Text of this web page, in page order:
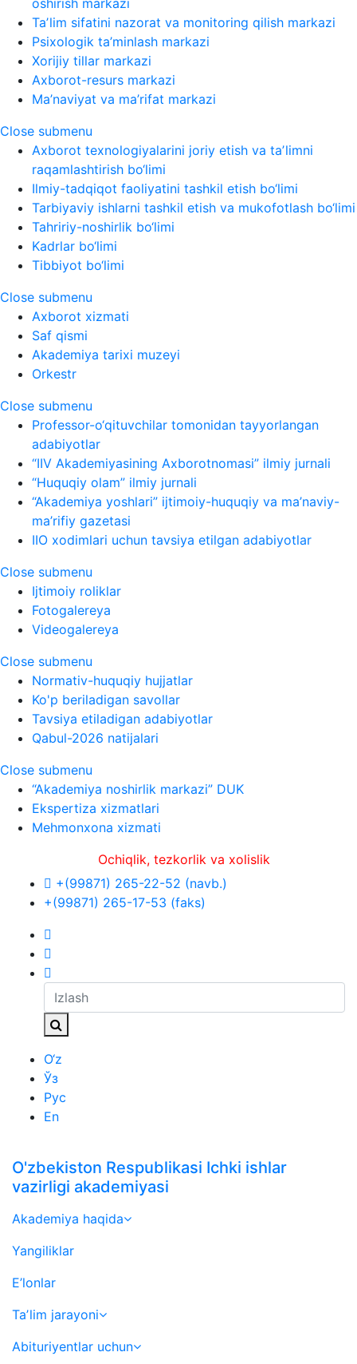
oshirish markazi
Taʼlim sifatini nazorat va monitoring qilish markazi
Psixologik ta’minlash markazi
Xorijiy tillar markazi
Axborot-resurs markazi
Ma’naviyat va ma’rifat markazi
Close submenu
Axborot texnologiyalarini joriy etish va taʼlimni
raqamlashtirish bo‘limi
Ilmiy-tadqiqot faoliyatini tashkil etish bo‘limi
Tarbiyaviy ishlarni tashkil etish va mukofotlash bo‘limi
Tahririy-noshirlik bo‘limi
Kadrlar bo‘limi
Tibbiyot bo‘limi
Close submenu
Axborot xizmati
Saf qismi
Akademiya tarixi muzeyi
Orkestr
Close submenu
Professor-o‘qituvchilar tomonidan tayyorlangan
adabiyotlar
“IIV Akademiyasining Axborotnomasi” ilmiy jurnali
“Huquqiy olam” ilmiy jurnali
“Akademiya yoshlari” ijtimoiy-huquqiy va ma’naviy-
ma’rifiy gazetasi
IIO xodimlari uchun tavsiya etilgan adabiyotlar
Close submenu
Ijtimoiy roliklar
Fotogalereya
Videogalereya
Close submenu
Normativ-huquqiy hujjatlar
Ko'p beriladigan savollar
Tavsiya etiladigan adabiyotlar
Qabul-2026 natijalari
Close submenu
“Akademiya noshirlik markazi” DUK
Ekspertiza xizmatlari
Mehmonxona xizmati
Ochiqlik, tezkorlik va xolislik
+(99871) 265-22-52 (navb.)
+(99871) 265-17-53 (faks)
O‘z
Ўз
Рус
En
O'zbekiston Respublikasi Ichki ishlar
vazirligi akademiyasi
Akademiya haqida
Yangiliklar
E’lonlar
Taʼlim jarayoni
Abituriyentlar uchun